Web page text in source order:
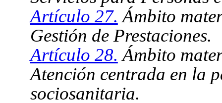
Artículo 27. Ámbito
Gestión de Prestaciones.
Artículo 28. Ámbito
Atención centrada en la
sociosanitaria.